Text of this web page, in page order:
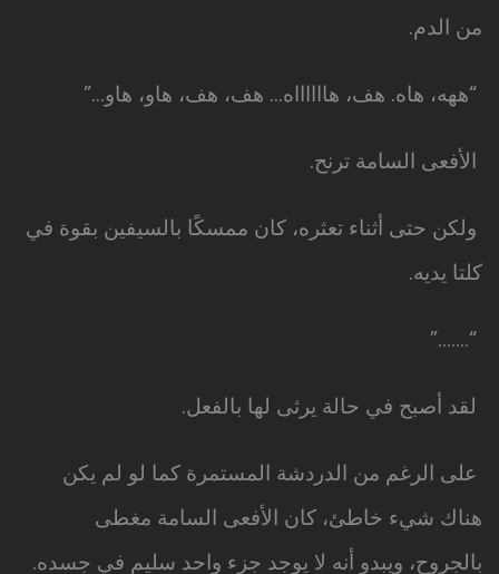
من الدم.
“ههه، هاه. هف، هااااااه… هف، هف، هاو، هاو…”
الأفعى السامة ترنح.
ولكن حتى أثناء تعثره، كان ممسكًا بالسيفين بقوة في
كلتا يديه.
“…….”
لقد أصبح في حالة يرثى لها بالفعل.
على الرغم من الدردشة المستمرة كما لو لم يكن
هناك شيء خاطئ، كان الأفعى السامة مغطى
بالجروح، ويبدو أنه لا يوجد جزء واحد سليم في جسده.